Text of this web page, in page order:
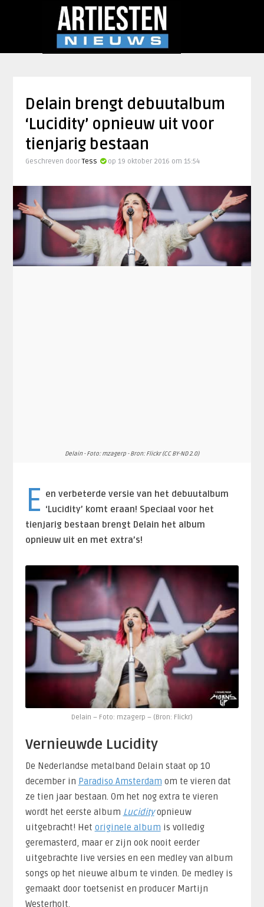
Delain brengt debuutalbum
‘Lucidity’ opnieuw uit voor
tienjarig bestaan
Geschreven doorTess op 19 oktober 2016 om 15:54
Delain - Foto: mzagerp - Bron: Flickr (CC BY-ND 2.0)
E en verbeterde versie van het debuutalbum
‘Lucidity’ komt eraan! Speciaal voor het
tienjarig bestaan brengt Delain het album
opnieuw uit en met extra’s!
Delain – Foto: mzagerp – (Bron: Flickr)
Vernieuwde Lucidity
De Nederlandse metalband Delain staat op 10
december in Paradiso Amsterdam om te vieren dat
ze tien jaar bestaan. Om het nog extra te vieren
wordt het eerste album Lucidityopnieuw
uitgebracht! Het originele album is volledig
geremasterd, maar er zijn ook nooit eerder
uitgebrachte live versies en een medley van album
songs op het nieuwe album te vinden. De medley is
gemaakt door toetsenist en producer Martijn
Westerholt.